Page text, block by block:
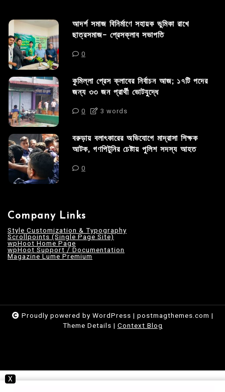
আদর্শ সমাজ বিনির্মাণে সহায়ক ভুমিকা রাখে
ছাত্রসমাজ- প্রেসক্লাব সভাপতি
0
কুমিল্লা প্রেস ক্লাবের নির্বাচন আজ; ১৭টি পদের
জন্য ৩৩ জন প্রার্থী ভোটযুদ্ধে
0 3 words
বরুড়ায় বলাৎকারের অভিযোগে মাদ্রাসা শিক্ষক
আটক, গণপিটুনির চেষ্টায় পুলিশ সদস্য আহত
0
Company Links
Style Customization & Typography
Scrollpoints (Single Page Site)
wpHoot Home Page
wpHoot Support / Documentation
Magazine Lume Premium
Proudly powered by WordPress | postmagthemes.com |
Theme Details | Context Blog
X